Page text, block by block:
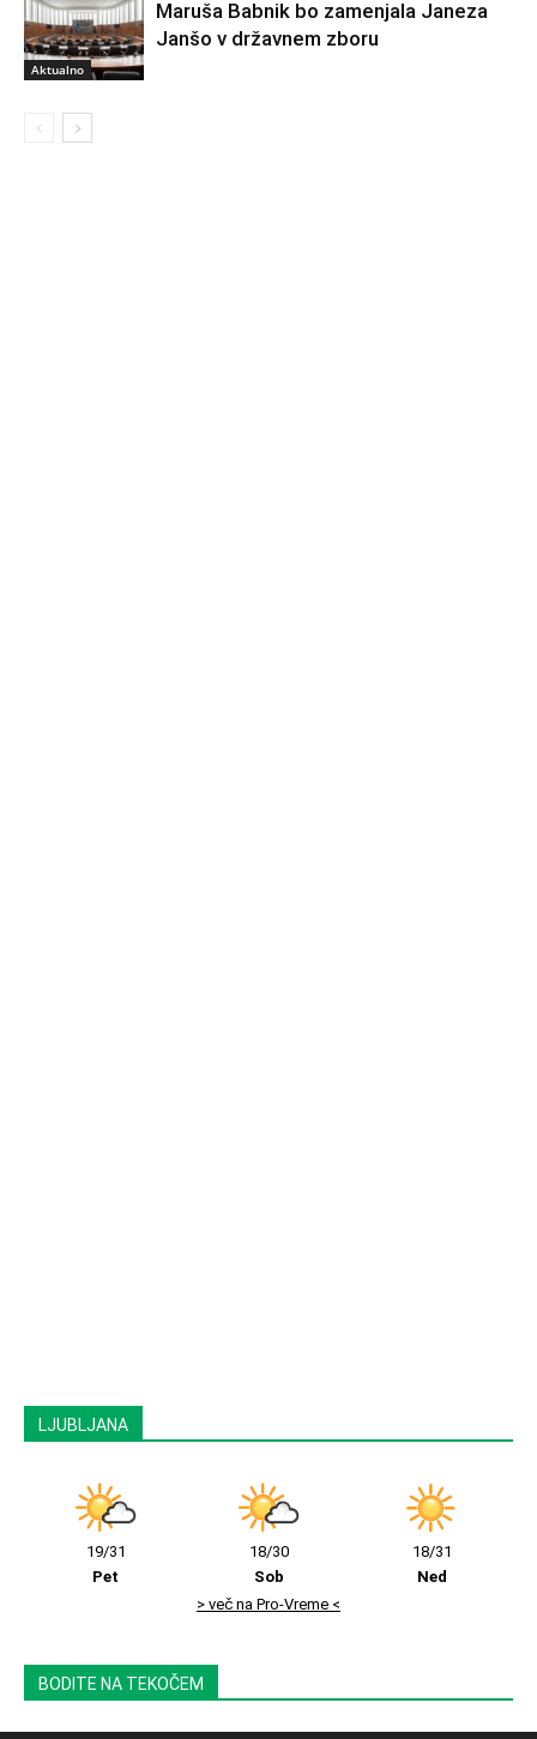
Aktualno
Maruša Babnik bo zamenjala Janeza
Janšo v državnem zboru
LJUBLJANA
19/31
Pet
18/30
Sob
18/31
Ned
> več na Pro-Vreme <
BODITE NA TEKOČEM